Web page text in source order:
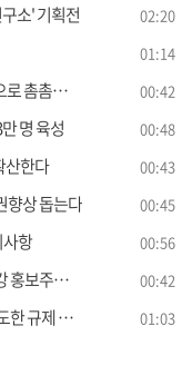
소' 기획전 02:20
01:14
게 지원 00:42
명 육성 00:48
산한다 00:43
향상 돕는다 00:45
항 00:56
간' 시작 00:42
소해야" 01:03